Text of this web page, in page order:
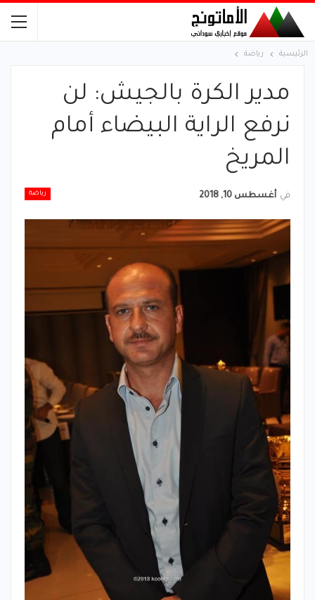
الرئيسية رياضة
مدير الكرة بالجيش: لن
نرفع الراية البيضاء أمام
المريخ
رياضة في أغسطس 10, 2018